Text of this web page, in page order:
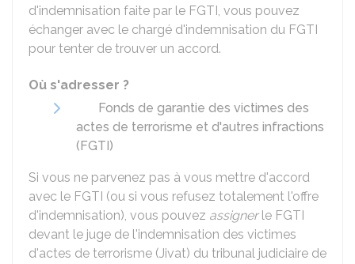
d'indemnisation faite par le FGTI, vous pouvez
échanger avec le chargé d'indemnisation du FGTI
pour tenter de trouver un accord.
Où s'adresser ?
Fonds de garantie des victimes des
actes de terrorisme et d'autres infractions
(FGTI)
Si vous ne parvenez pas à vous mettre d'accord
avec le FGTI (ou si vous refusez totalement l'offre
d'indemnisation), vous pouvez assignerle FGTI
devant le juge de l'indemnisation des victimes
d'actes de terrorisme (Jivat) du tribunal judiciaire de